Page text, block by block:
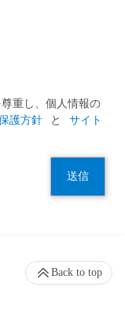
重し、個人情報の
護方針 と
サイト
送信
Back to top